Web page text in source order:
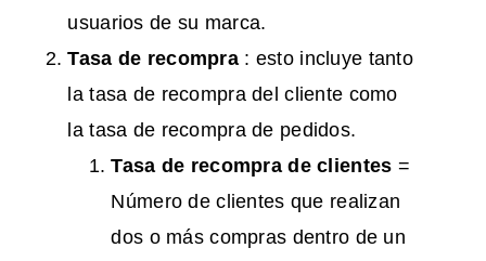
usuarios de su marca.
Tasa de recompra : esto incluye tanto
la tasa de recompra del cliente como
la tasa de recompra de pedidos.
Tasa de recompra de clientes =
Número de clientes que realizan
dos o más compras dentro de un